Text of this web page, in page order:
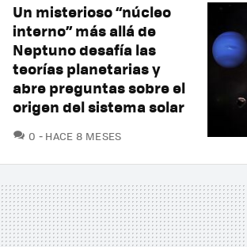
Un misterioso “núcleo
interno” más allá de
Neptuno desafía las
teorías planetarias y
abre preguntas sobre el
origen del sistema solar
0 COMENTARIOS
HACE 8 MESES